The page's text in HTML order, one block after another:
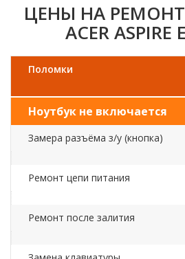
ЦЕНЫ НА
ACER ASPIRE
Поломки
Ноутбук не включается
Замера разъёма з/у (кнопка)
Ремонт цепи питания
Ремонт после залития